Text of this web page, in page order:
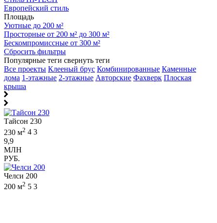
Европейский стиль
Площадь
Уютные до 200 м²
Просторные от 200 м² до 300 м²
Бескомпромиссные от 300 м²
Сбросить фильтры
Популярные теги свернуть теги
Все проекты Клееный брус Комбинированные Каменные
дома 1-этажные 2-этажные Авторские Фахверк Плоская
крыша
Тайсон 230
230 м2 4 3
9,9
МЛН
РУБ.
Челси 200
200 м2 5 3